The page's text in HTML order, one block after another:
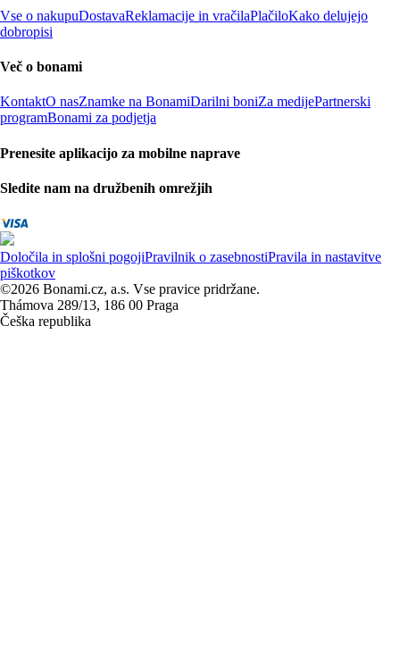
Vse o nakupuDostavaReklamacije in vračilaPlačiloKako delujejo
dobropisi
Več o bonami
KontaktO nasZnamke na BonamiDarilni boniZa medijePartnerski
programBonami za podjetja
Prenesite aplikacijo za mobilne naprave
Sledite nam na družbenih omrežjih
Določila in splošni pogojiPravilnik o zasebnostiPravila in nastavitve
piškotkov
©2026 Bonami.cz, a.s. Vse pravice pridržane.
Thámova 289/13, 186 00 Praga
Češka republika